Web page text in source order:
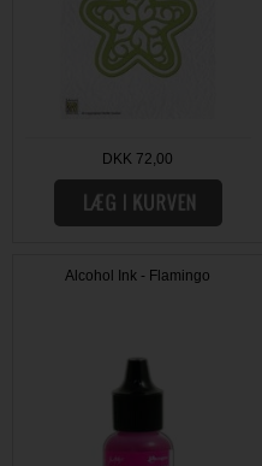
DKK 72,00
Alcohol Ink - Flamingo